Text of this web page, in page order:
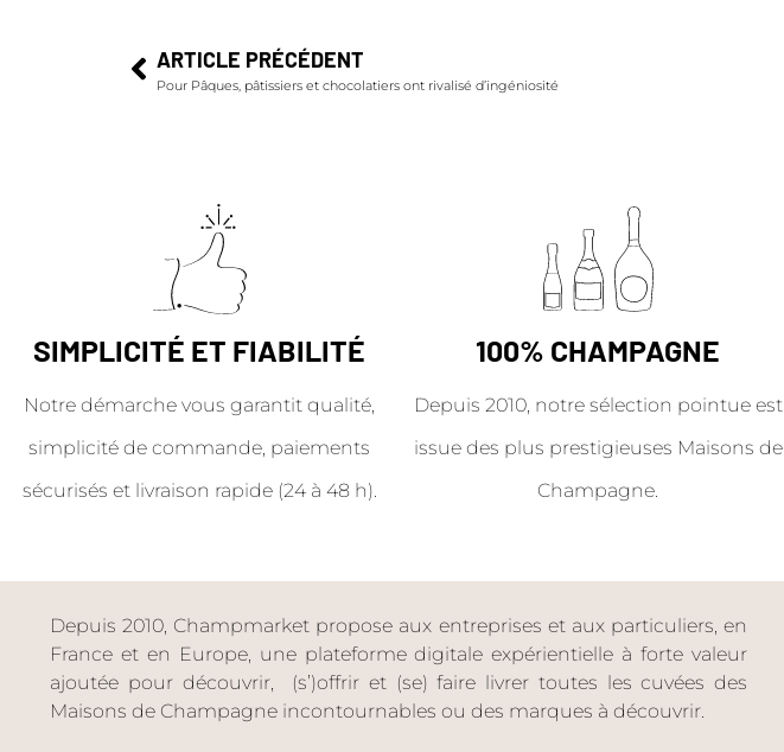
ARTICLE PRÉCÉDENT
Pour Pâques, pâtissiers et chocolatiers ont rivalisé d’ingéniosité
SIMPLICITÉ ET FIABILITÉ
Notre démarche vous garantit qualité,
simplicité de commande, paiements
sécurisés et livraison rapide (24 à 48 h).
100% CHAMPAGNE
Depuis 2010, notre sélection pointue est
issue des plus prestigieuses Maisons de
Champagne.
Depuis 2010, Champmarket propose aux entreprises et aux particuliers, en
France et en Europe, une plateforme digitale expérientielle à forte valeur
ajoutée pour découvrir, (s’)offrir et (se) faire livrer toutes les cuvées des
Maisons de Champagne incontournables ou des marques à découvrir.